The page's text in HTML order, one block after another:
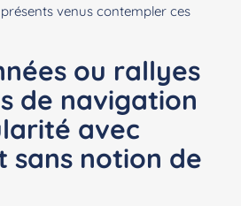
venus contempler ces
ou rallyes
de navigation
avec
sans notion de